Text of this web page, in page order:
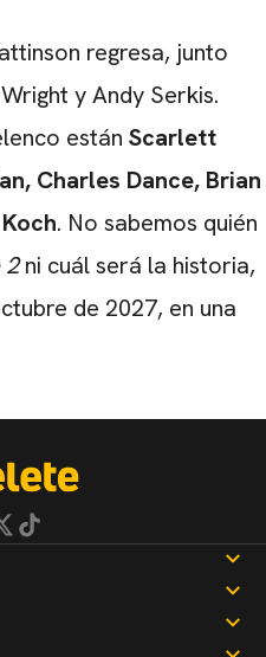
regresa, junto
y Andy Serkis.
están Scarlett
Charles Dance, Brian
. No sabemos quién
2ni cuál será la historia,
de 2027, en una